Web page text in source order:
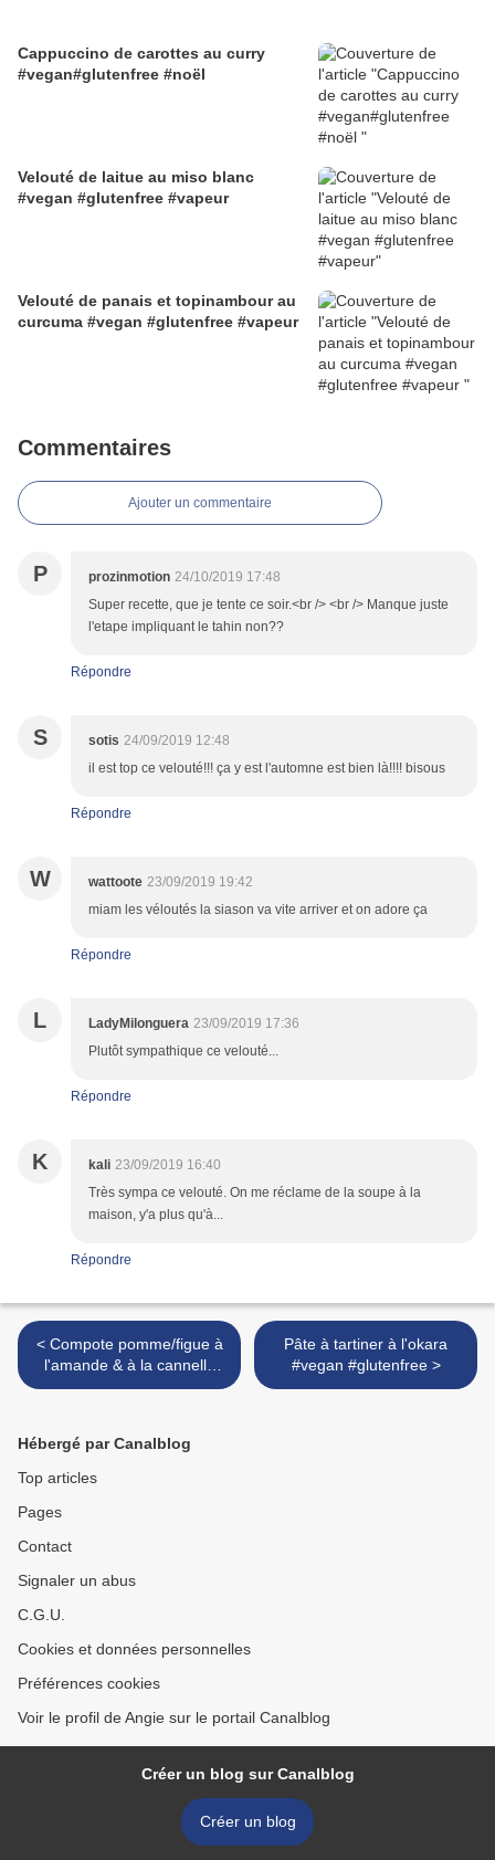
Cappuccino de carottes au curry
#vegan#glutenfree #noël
Velouté de laitue au miso blanc
#vegan #glutenfree #vapeur
Velouté de panais et topinambour au
curcuma #vegan #glutenfree #vapeur
Commentaires
Ajouter un commentaire
P prozinmotion 24/10/2019 17:48
Super recette, que je tente ce soir.<br /> <br /> Manque juste
l'etape impliquant le tahin non??
Répondre
S sotis 24/09/2019 12:48
il est top ce velouté!!! ça y est l'automne est bien là!!!! bisous
Répondre
W wattoote 23/09/2019 19:42
miam les véloutés la siason va vite arriver et on adore ça
Répondre
L LadyMilonguera 23/09/2019 17:36
Plutôt sympathique ce velouté...
Répondre
K kali 23/09/2019 16:40
Très sympa ce velouté. On me réclame de la soupe à la
maison, y'a plus qu'à...
Répondre
< Compote pomme/figue à
l'amande & à la cannelle
#vegan #glutenfree
Pâte à tartiner à l'okara
#vegan #glutenfree >
Hébergé par Canalblog
Top articles
Pages
Contact
Signaler un abus
C.G.U.
Cookies et données personnelles
Préférences cookies
Voir le profil de Angie sur le portail Canalblog
Créer un blog sur Canalblog
Créer un blog